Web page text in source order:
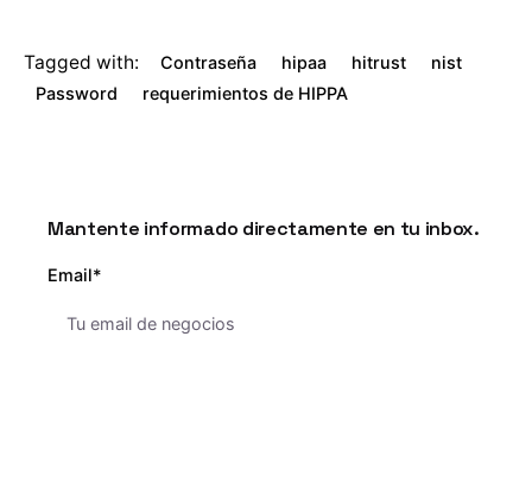
Tagged with: Contraseña hipaa hitrust
nist
Password
requerimientos de HIPPA
Mantente informado directamente en tu inbox.
Email*